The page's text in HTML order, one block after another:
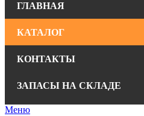
ГЛАВНАЯ
КАТАЛОГ
КОНТАКТЫ
ЗАПАСЫ НА СКЛАДЕ
Меню